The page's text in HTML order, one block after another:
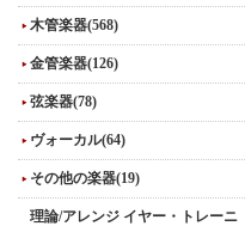
木管楽器(568)
金管楽器(126)
弦楽器(78)
ヴォーカル(64)
その他の楽器(19)
理論/アレンジ イヤー・トレーニ